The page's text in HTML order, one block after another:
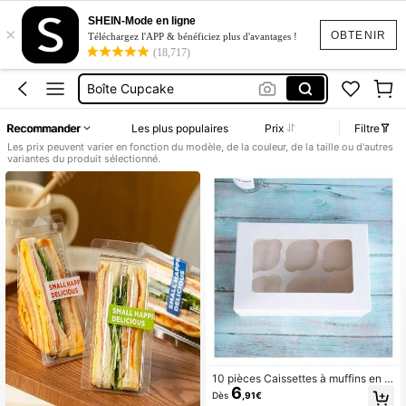
OBTENIR
×
SHEIN-Mode en ligne
Téléchargez l'APP & bénéficiez plus d'avantages !
(18,717)
Boîte Tiramisu
Boite Cupcakes
Boîte à Cupcakes
Boîte Cupcake
Boîte Tiramisu
Boite Cupcakes
Recommander Les plus populaires Prix Filtre
Les prix peuvent varier en fonction du modèle, de la couleur, de la taille ou d'autres
variantes du produit sélectionné.
10 pièces Caissettes à muffins en p
apier avec doublures, 6 porte-gobel
Dès 6 ,91€